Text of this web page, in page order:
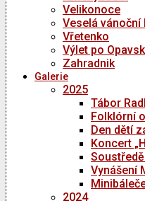
Velikonoce
Veselá vánoční
Vřetenko
Výlet po
Zahradnik
Galerie
2025
Tábor
Folklórní
Den dětí
Koncert
Vynášení
2024